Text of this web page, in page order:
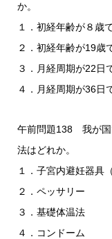
か。
１．初経年齢が８歳
２．初経年齢が19歳
３．月経周期が22日
４．月経周期が36日
午前問題138 我が国
法はどれか。
１．子宮内避妊器具
２．ペッサリー
３．基礎体温法
４．コンドーム